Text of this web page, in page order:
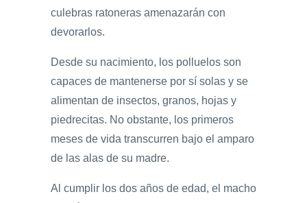
culebras ratoneras amenazarán con
devorarlos.
Desde su nacimiento, los polluelos son
capaces de mantenerse por sí solas y se
alimentan de insectos, granos, hojas y
piedrecitas. No obstante, los primeros
meses de vida transcurren bajo el amparo
de las alas de su madre.
Al cumplir los dos años de edad, el macho